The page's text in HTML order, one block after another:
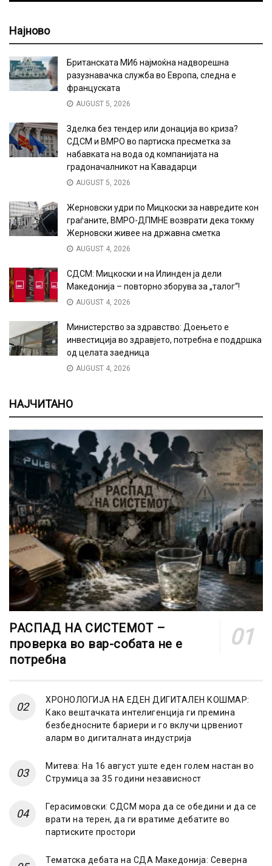
Најново
Британската МИ6 најмоќна надворешна
разузнавачка служба во Европа, следна е
француската
AUGUST 5, 2026
Зделка без тендер или донација во криза?
СДСМ и ВМРО во партиска пресметка за
набавката на вода од компанијата на
градоначалникот на Кавадарци
AUGUST 5, 2026
Жерновски удри по Мицкоски за навредите кон
граѓаните, ВМРО-ДПМНЕ возврати дека токму
Жерновски живее на државна сметка
AUGUST 4, 2026
СДСМ: Мицкоски и на Илинден ја дели
Македонија – повторно зборува за „талог“!
AUGUST 4, 2026
Министерство за здравство: Доењето е
инвестиција во здравјето, потребна е поддршка
од целата заедница
AUGUST 4, 2026
НАЈЧИТАНО
РАСПАД НА СИСТЕМОТ –
проверка во вар-собата не е
потребна
ХРОНОЛОГИЈА НА ЕДЕН ДИГИТАЛЕН КОШМАР:
Како вештачката интелигенција ги премина
безбедносните бариери и го вклучи црвениот
аларм во дигиталната индустрија
Митева: На 16 август уште еден голем настан во
Струмица за 35 години независност
Герасимовски: СДСМ мора да се обедини и да се
врати на терен, да ги вратиме дебатите во
партиските простори
Тематска дебата на СДА Македонија: Северна